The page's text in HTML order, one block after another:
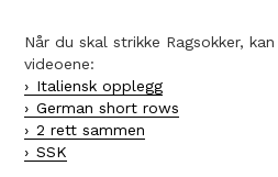
Når du skal strikke Ragsokker,
videoene:
Italiensk opplegg
German short rows
2 rett sammen
SSK